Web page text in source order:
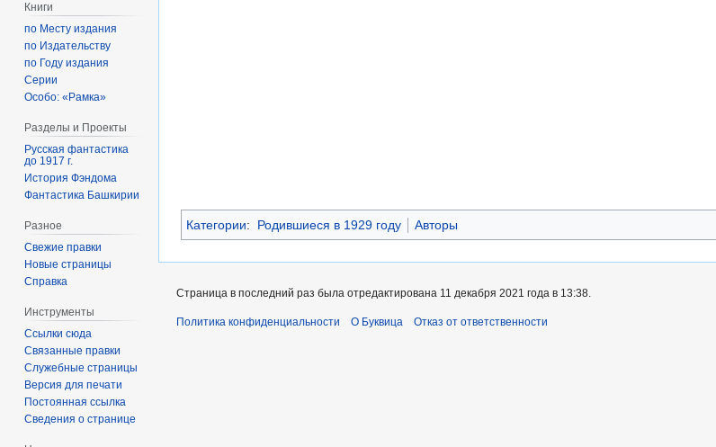
Категории: Родившиеся в 1929 году Авторы
Книги
по Месту издания
по Издательству
по Году издания
Серии
Особо: «Рамка»
Разделы и Проекты
Русская фантастика
до 1917 г.
История Фэндома
Фантастика Башкирии
Разное
Свежие правки
Новые страницы
Справка
Инструменты
Ссылки сюда
Связанные правки
Служебные страницы
Версия для печати
Постоянная ссылка
Сведения о странице
Страница в последний раз была отредактирована 11 декабря 2021 года в 13:38.
Политика конфиденциальности О Буквица Отказ от ответственности